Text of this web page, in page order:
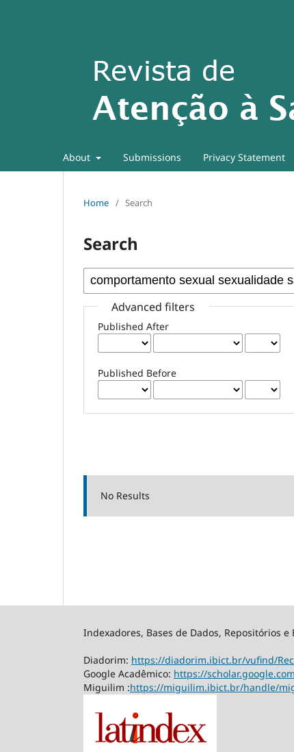
About Submissions Privacy Statement
Home / Search
Search
Advanced filters
Published After
Published Before
No Results
Indexadores, Bases de Dados, Repositórios e
Diadorim: https://diadorim.ibict.br/vufind/
Google Acadêmico: https://
Miguilim :https://miguilim.ibict.br/handle/